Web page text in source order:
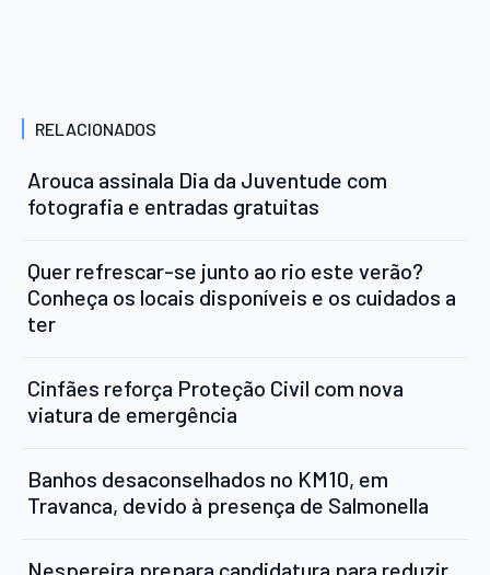
RELACIONADOS
Arouca assinala Dia da Juventude com
fotografia e entradas gratuitas
Quer refrescar-se junto ao rio este verão?
Conheça os locais disponíveis e os cuidados a
ter
Cinfães reforça Proteção Civil com nova
viatura de emergência
Banhos desaconselhados no KM10, em
Travanca, devido à presença de Salmonella